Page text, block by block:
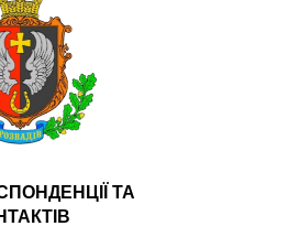
ТА